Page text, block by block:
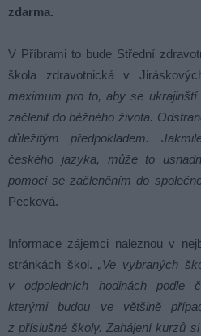
zdarma.
V Příbrami to bude Střední
škola zdravotnická v
maximum pro to, aby se
začlenit do běžného života.
důležitým předpokladem.
českého jazyka, může to
pomoci se začleněním do
Pecková.
Informace zájemci naleznou v
stránkách škol.„Ve vybraných
v odpoledních hodinách podle
kterými budou ve většině
z příslušné školy. Zahájení kurzů